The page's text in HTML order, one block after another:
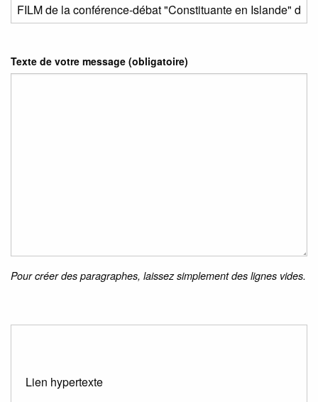
Texte de votre message (obligatoire)
Pour créer des paragraphes, laissez simplement des lignes vides.
Lien hypertexte